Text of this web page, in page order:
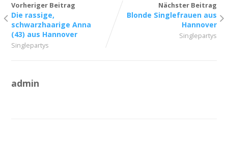
Vorheriger Beitrag
Die rassige,
schwarzhaarige Anna
(43) aus Hannover
Singlepartys
Nächster Beitrag
Blonde Singlefrauen aus
Hannover
Singlepartys
admin